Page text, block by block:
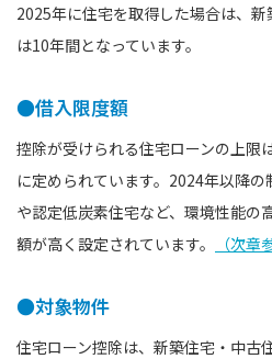
2025年に住宅を取得した場合は、
は10年間となっています。
●借入限度額
控除が受けられる住宅ローンの上限
に定められています。2024年以降
や認定低炭素住宅など、環境性能の
額が高く設定されています。
（次章
●対象物件
住宅ローン控除は、新築住宅・中古